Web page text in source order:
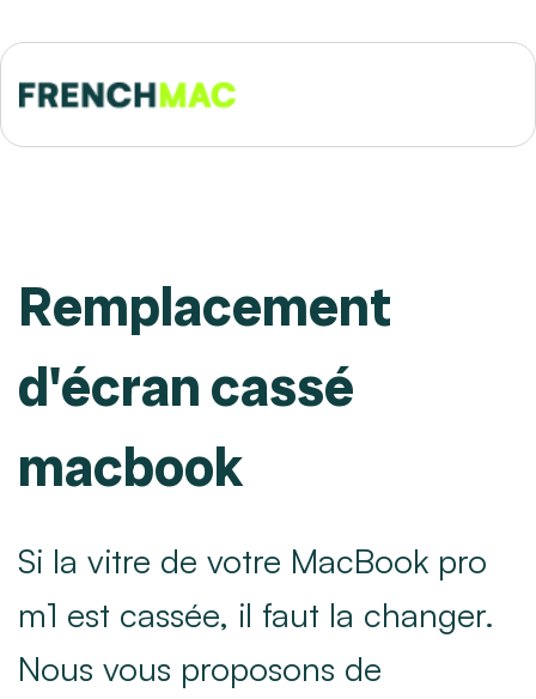
Remplacement
d'écran cassé
macbook
Si la vitre de votre MacBook pro
m1 est cassée, il faut la changer.
Nous vous proposons de